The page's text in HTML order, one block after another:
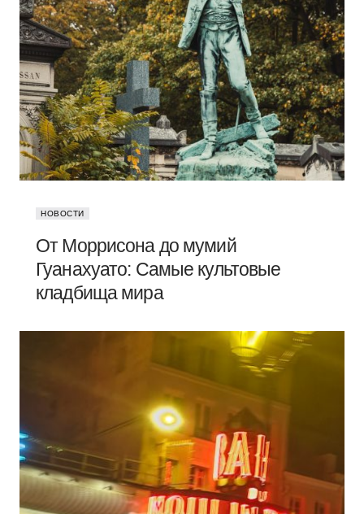
НОВОСТИ
От Моррисона до мумий
Гуанахуато: Самые культовые
кладбища мира